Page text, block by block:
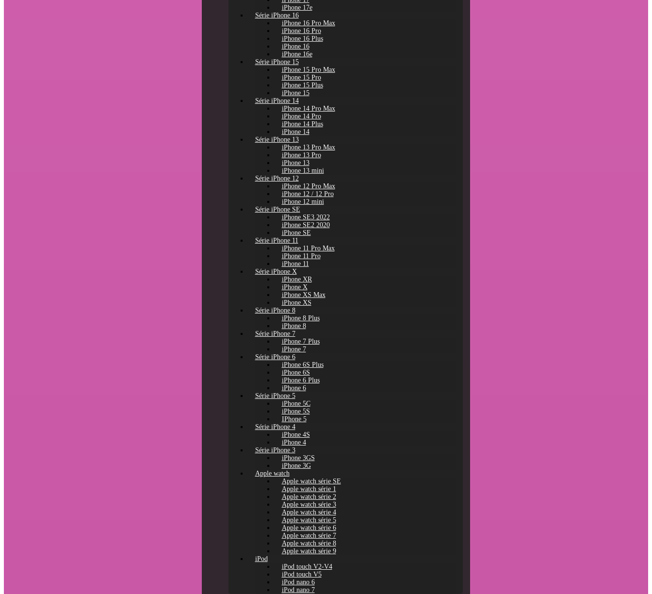
iPhone 17e
Série iPhone 16
iPhone 16 Pro Max
iPhone 16 Pro
iPhone 16 Plus
iPhone 16
iPhone 16e
Série iPhone 15
iPhone 15 Pro Max
iPhone 15 Pro
iPhone 15 Plus
iPhone 15
Série iPhone 14
iPhone 14 Pro Max
iPhone 14 Pro
iPhone 14 Plus
iPhone 14
Série iPhone 13
iPhone 13 Pro Max
iPhone 13 Pro
iPhone 13
iPhone 13 mini
Série iPhone 12
iPhone 12 Pro Max
iPhone 12 / 12 Pro
iPhone 12 mini
Série iPhone SE
iPhone SE3 2022
iPhone SE2 2020
iPhone SE
Série iPhone 11
iPhone 11 Pro Max
iPhone 11 Pro
iPhone 11
Série iPhone X
iPhone XR
iPhone X
iPhone XS Max
iPhone XS
Série iPhone 8
iPhone 8 Plus
iPhone 8
Série iPhone 7
iPhone 7 Plus
iPhone 7
Série iPhone 6
iPhone 6S Plus
iPhone 6S
iPhone 6 Plus
iPhone 6
Série iPhone 5
iPhone 5C
iPhone 5S
IPhone 5
Série iPhone 4
iPhone 4S
iPhone 4
Série iPhone 3
iPhone 3GS
iPhone 3G
Apple watch
Apple watch série SE
Apple watch série 1
Apple watch série 2
Apple watch série 3
Apple watch série 4
Apple watch série 5
Apple watch série 6
Apple watch série 7
Apple watch série 8
Apple watch série 9
iPod
iPod touch V2-V4
iPod touch V5
iPod nano 6
iPod nano 7